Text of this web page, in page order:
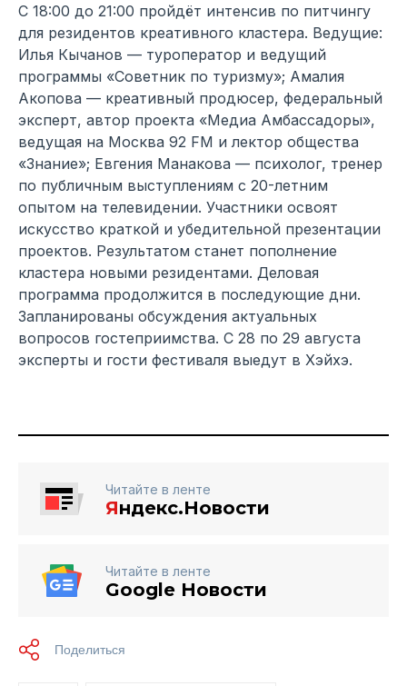
С 18:00 до 21:00 пройдёт интенсив по питчингу
для резидентов креативного кластера. Ведущие:
Илья Кычанов — туроператор и ведущий
программы «Советник по туризму»; Амалия
Акопова — креативный продюсер, федеральный
эксперт, автор проекта «Медиа Амбассадоры»,
ведущая на Москва 92 FM и лектор общества
«Знание»; Евгения Манакова — психолог, тренер
по публичным выступлениям с 20-летним
опытом на телевидении. Участники освоят
искусство краткой и убедительной презентации
проектов. Результатом станет пополнение
кластера новыми резидентами. Деловая
программа продолжится в последующие дни.
Запланированы обсуждения актуальных
вопросов гостеприимства. С 28 по 29 августа
эксперты и гости фестиваля выедут в Хэйхэ.
Читайте в ленте
Яндекс.Новости
Читайте в ленте
Google Новости